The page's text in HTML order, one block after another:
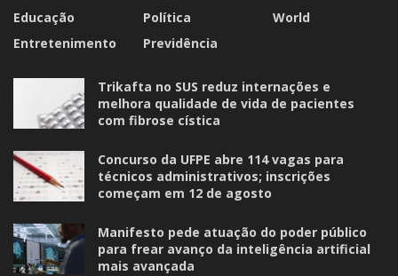
Educação
Entretenimento
Política
Previdência
World
Trikafta no SUS reduz internações e
melhora qualidade de vida de pacientes
com fibrose cística
Concurso da UFPE abre 114 vagas para
técnicos administrativos; inscrições
começam em 12 de agosto
Manifesto pede atuação do poder público
para frear avanço da inteligência artificial
mais avançada